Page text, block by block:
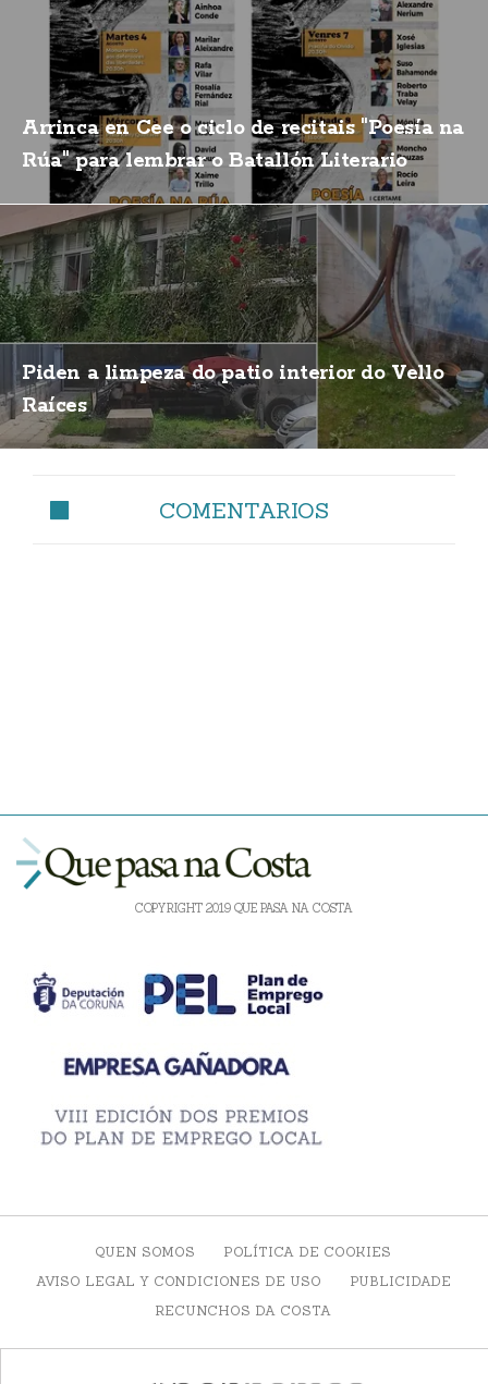
Arrinca en Cee o ciclo de recitais "Poesía na
Rúa" para lembrar o Batallón Literario
Piden a limpeza do patio interior do Vello
Raíces
COMENTARIOS
COPYRIGHT 2019 QUE PASA NA COSTA
QUEN SOMOS
POLÍTICA DE COOKIES
AVISO LEGAL Y CONDICIONES DE USO
PUBLICIDADE
RECUNCHOS DA COSTA